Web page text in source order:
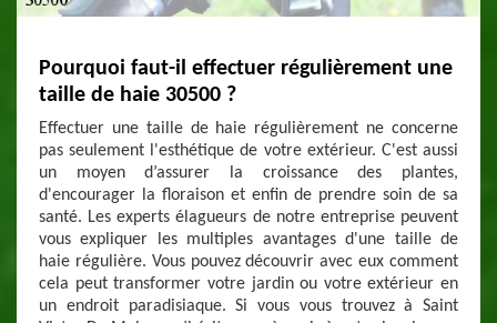
Pourquoi faut-il effectuer régulièrement une
taille de haie 30500 ?
Effectuer une taille de haie régulièrement ne concerne
pas seulement l'esthétique de votre extérieur. C'est aussi
un moyen d’assurer la croissance des plantes,
d'encourager la floraison et enfin de prendre soin de sa
santé. Les experts élagueurs de notre entreprise peuvent
vous expliquer les multiples avantages d'une taille de
haie régulière. Vous pouvez découvrir avec eux comment
cela peut transformer votre jardin ou votre extérieur en
un endroit paradisiaque. Si vous vous trouvez à Saint